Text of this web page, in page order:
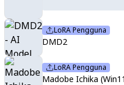
LoRA Pengguna
DMD2
LoRA Pengguna
Madobe Ichika